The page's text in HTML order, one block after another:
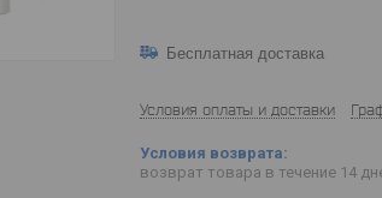
Бесплатная доставка
Условия оплаты и доставки
возврат товара в течение 14